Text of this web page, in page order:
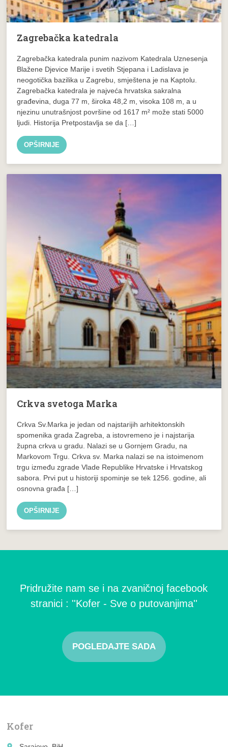
Zagrebačka katedrala
Zagrebačka katedrala punim nazivom Katedrala Uznesenja
Blažene Djevice Marije i svetih Stjepana i Ladislava je
neogotička bazilika u Zagrebu, smještena je na Kaptolu.
Zagrebačka katedrala je najveća hrvatska sakralna
građevina, duga 77 m, široka 48,2 m, visoka 108 m, a u
njezinu unutrašnjost površine od 1617 m² može stati 5000
ljudi. Historija Pretpostavlja se da […]
OPŠIRNIJE
Crkva svetoga Marka
Crkva Sv.Marka je jedan od najstarijih arhitektonskih
spomenika grada Zagreba, a istovremeno je i najstarija
župna crkva u gradu. Nalazi se u Gornjem Gradu, na
Markovom Trgu. Crkva sv. Marka nalazi se na istoimenom
trgu između zgrade Vlade Republike Hrvatske i Hrvatskog
sabora. Prvi put u historiji spominje se tek 1256. godine, ali
osnovna građa […]
OPŠIRNIJE
Pridružite nam se i na zvaničnoj facebook
stranici : ''Kofer - Sve o putovanjima''
POGLEDAJTE SADA
Kofer